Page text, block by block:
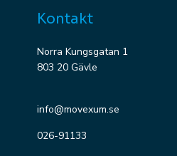
Kontakt
Norra Kungsgatan 1
803 20 Gävle
info@movexum.se
026-91133